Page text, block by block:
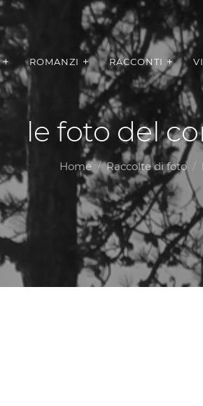
ROMANZI RACCONTI
le foto del
Home Raccolte di foto